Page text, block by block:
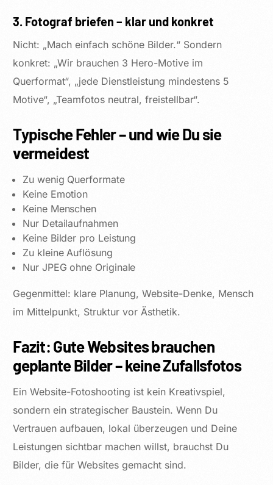
3. Fotograf briefen – klar und konkret
Nicht: „Mach einfach schöne Bilder.“ Sondern
konkret: „Wir brauchen 3 Hero-Motive im
Querformat“, „jede Dienstleistung mindestens 5
Motive“, „Teamfotos neutral, freistellbar“.
Typische Fehler – und wie Du sie
vermeidest
Zu wenig Querformate
Keine Emotion
Keine Menschen
Nur Detailaufnahmen
Keine Bilder pro Leistung
Zu kleine Auflösung
Nur JPEG ohne Originale
Gegenmittel: klare Planung, Website-Denke, Mensch
im Mittelpunkt, Struktur vor Ästhetik.
Fazit: Gute Websites brauchen
geplante Bilder – keine Zufallsfotos
Ein Website-Fotoshooting ist kein Kreativspiel,
sondern ein strategischer Baustein. Wenn Du
Vertrauen aufbauen, lokal überzeugen und Deine
Leistungen sichtbar machen willst, brauchst Du
Bilder, die für Websites gemacht sind.